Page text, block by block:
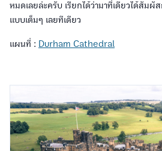
หมดเลยล่ะครับ เรียกได้ว่ามาที่เดียวได้สัมผั
แบบเต็มๆ เลยทีเดียว
แผนที่ : Durham Cathedral